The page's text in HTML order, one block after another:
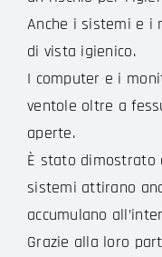
Anche i sistemi e i
di vista igienico.
I computer e i
ventole oltre a
aperte.
È stato dimostrato
sistemi attirano
accumulano
Grazie alla loro